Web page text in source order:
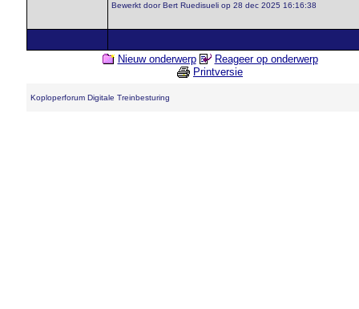
Bewerkt door Bert Ruedisueli op 28 dec 2025 16:16:38
Nieuw onderwerp
Reageer op onderwerp
Printversie
Koploperforum Digitale Treinbesturing